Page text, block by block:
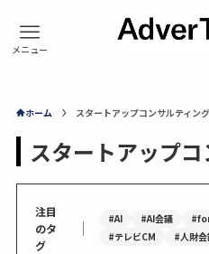
ホーム スタートアップコンサルティング
スタートアップ
注目
のタ
グ
｜ #AI #AI会議
#テレビCM
#人財